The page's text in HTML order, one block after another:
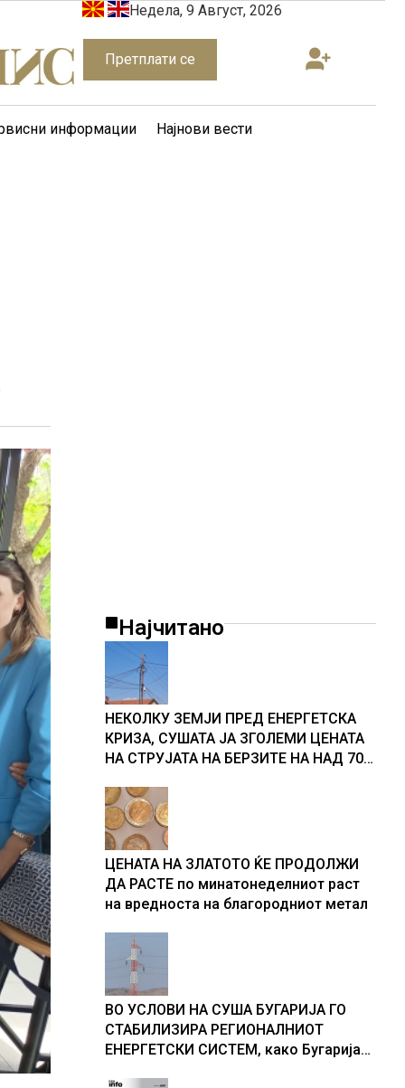
Недела, 9 Август, 2026
Претплати се
информации Најнови вести
Најчитано
НЕКОЛКУ ЗЕМЈИ ПРЕД ЕНЕРГЕТСКА
КРИЗА, СУШАТА ЈА ЗГОЛЕМИ ЦЕНАТА
НА СТРУЈАТА НА БЕРЗИТЕ НА НАД 700
ЦЕНАТА НА ЗЛАТОТО ЌЕ ПРОДОЛЖИ
ДА РАСТЕ по минатонеделниот раст
на вредноста на благородниот метал
ВО УСЛОВИ НА СУША БУГАРИЈА ГО
СТАБИЛИЗИРА РЕГИОНАЛНИОТ
ЕНЕРГЕТСКИ СИСТЕМ, како Бугарија